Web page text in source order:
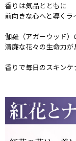
香りは気品とともに
前向きな心へと導くラ
伽羅（アガーウッド）
清廉な花々の生命力が
香りで毎日のスキンケ